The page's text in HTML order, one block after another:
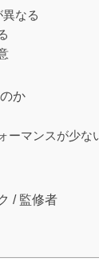
なる
か
ーマンスが少な
/ 監修者